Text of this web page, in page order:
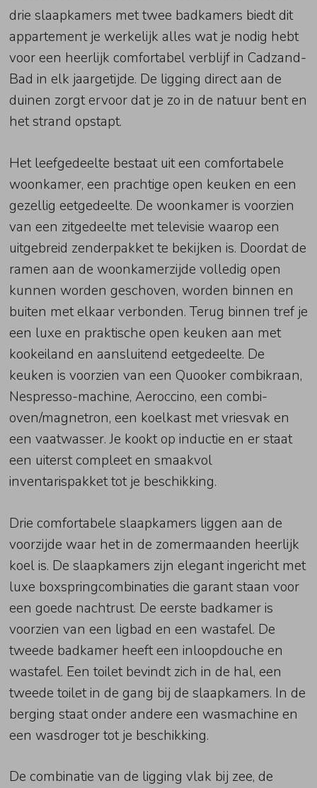
drie slaapkamers met twee badkamers biedt dit
appartement je werkelijk alles wat je nodig hebt
voor een heerlijk comfortabel verblijf in Cadzand-
Bad in elk jaargetijde. De ligging direct aan de
duinen zorgt ervoor dat je zo in de natuur bent en
het strand opstapt.
Het leefgedeelte bestaat uit een comfortabele
woonkamer, een prachtige open keuken en een
gezellig eetgedeelte. De woonkamer is voorzien
van een zitgedeelte met televisie waarop een
uitgebreid zenderpakket te bekijken is. Doordat de
ramen aan de woonkamerzijde volledig open
kunnen worden geschoven, worden binnen en
buiten met elkaar verbonden. Terug binnen tref je
een luxe en praktische open keuken aan met
kookeiland en aansluitend eetgedeelte. De
keuken is voorzien van een Quooker combikraan,
Nespresso-machine, Aeroccino, een combi-
oven/magnetron, een koelkast met vriesvak en
een vaatwasser. Je kookt op inductie en er staat
een uiterst compleet en smaakvol
inventarispakket tot je beschikking.
Drie comfortabele slaapkamers liggen aan de
voorzijde waar het in de zomermaanden heerlijk
koel is. De slaapkamers zijn elegant ingericht met
luxe boxspringcombinaties die garant staan voor
een goede nachtrust. De eerste badkamer is
voorzien van een ligbad en een wastafel. De
tweede badkamer heeft een inloopdouche en
wastafel. Een toilet bevindt zich in de hal, een
tweede toilet in de gang bij de slaapkamers. In de
berging staat onder andere een wasmachine en
een wasdroger tot je beschikking.
De combinatie van de ligging vlak bij zee, de